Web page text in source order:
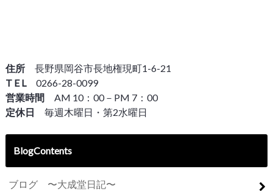
住所 長野県岡谷市長地権現町1-6-21
T E L 0266-28-0099
営業時間 AM 10：00－PM 7：00
定休日
毎週木曜日・第2水曜日
BlogContents
ブログ 〜大成堂日記〜